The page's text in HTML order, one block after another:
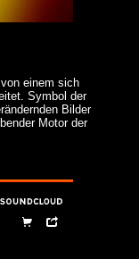
einem sich
Symbol der
Bilder
Motor der